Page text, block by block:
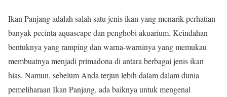
Ikan Panjang adalah salah satu jenis ikan yang menarik perhatian
banyak pecinta aquascape dan penghobi akuarium. Keindahan
bentuknya yang ramping dan warna-warninya yang memukau
membuatnya menjadi primadona di antara berbagai jenis ikan
hias. Namun, sebelum Anda terjun lebih dalam dalam dunia
pemeliharaan Ikan Panjang, ada baiknya untuk mengenal